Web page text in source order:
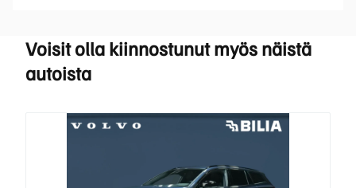
Voisit olla kiinnostunut myös näistä
autoista